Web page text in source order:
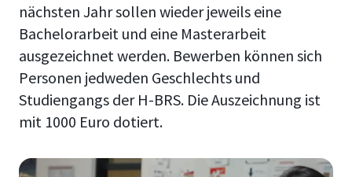
nächsten Jahr sollen wieder jeweils eine
Bachelorarbeit und eine Masterarbeit
ausgezeichnet werden. Bewerben können sich
Personen jedweden Geschlechts und
Studiengangs der H-BRS. Die Auszeichnung ist
mit 1000 Euro dotiert.